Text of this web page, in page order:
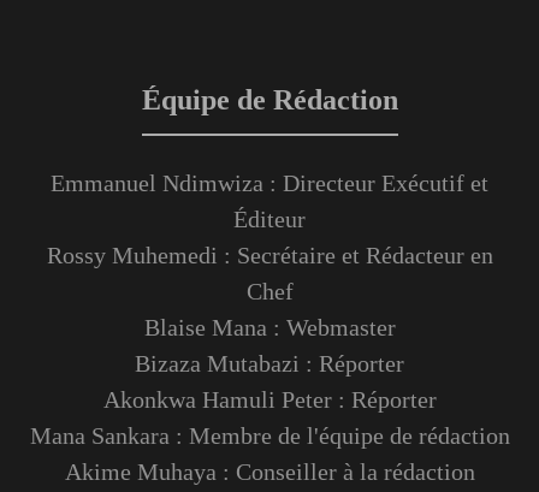
Équipe de Rédaction
Emmanuel Ndimwiza : Directeur Exécutif et
Éditeur
Rossy Muhemedi : Secrétaire et Rédacteur en
Chef
Blaise Mana : Webmaster
Bizaza Mutabazi : Réporter
Akonkwa Hamuli Peter : Réporter
Mana Sankara : Membre de l'équipe de rédaction
Akime Muhaya : Conseiller à la rédaction